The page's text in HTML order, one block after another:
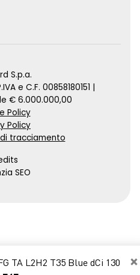
×
TA L2H2 T35 Blue dCi 130
S.p.a.
e C.F. 00858180151 |
€ 6.000.000,00
Policy
Policy
tracciamento
SEO